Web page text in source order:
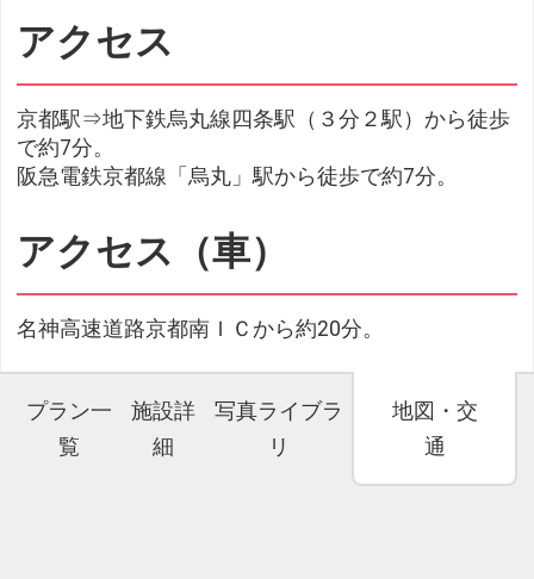
アクセス
京都駅⇒地下鉄烏丸線四条駅（３分２駅）から徒歩
で約7分。
阪急電鉄京都線「烏丸」駅から徒歩で約7分。
アクセス（車）
名神高速道路京都南ＩＣから約20分。
プラン一
覧
施設詳
細
写真ライブラ
リ
地図・交
通